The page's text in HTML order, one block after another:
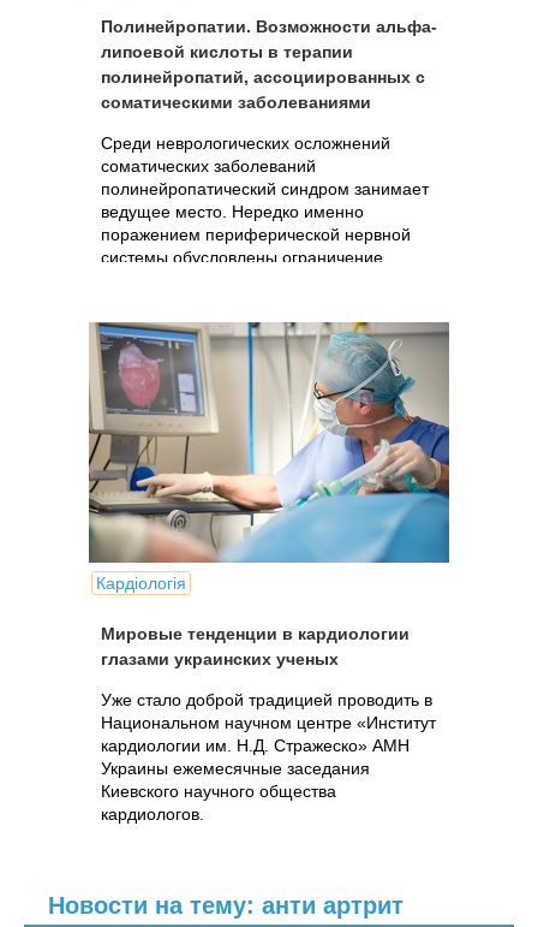
Полинейропатии. Возможности альфа-
липоевой кислоты в терапии
полинейропатий, ассоциированных с
соматическими заболеваниями
Среди неврологических осложнений
соматических заболеваний
полинейропатический синдром занимает
ведущее место. Нередко именно
поражением периферической нервной
системы обусловлены ограничение
Кардіологія
Мировые тенденции в кардиологии
глазами украинских ученых
Уже стало доброй традицией проводить в
Национальном научном центре «Институт
кардиологии им. Н.Д. Стражеско» АМН
Украины ежемесячные заседания
Киевского научного общества
кардиологов.
Новости на тему: анти артрит